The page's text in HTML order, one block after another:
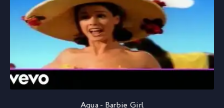
Aqua - Barbie Girl